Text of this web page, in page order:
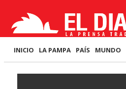
INICIO LA PAMPA PAÍS MUNDO